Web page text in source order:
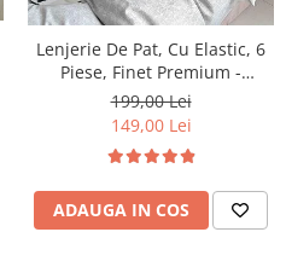
Lenjerie De Pat, Cu Elastic, 6
Piese, Finet Premium -
LPBF6PE24
199,00 Lei
149,00 Lei
ADAUGA IN COS